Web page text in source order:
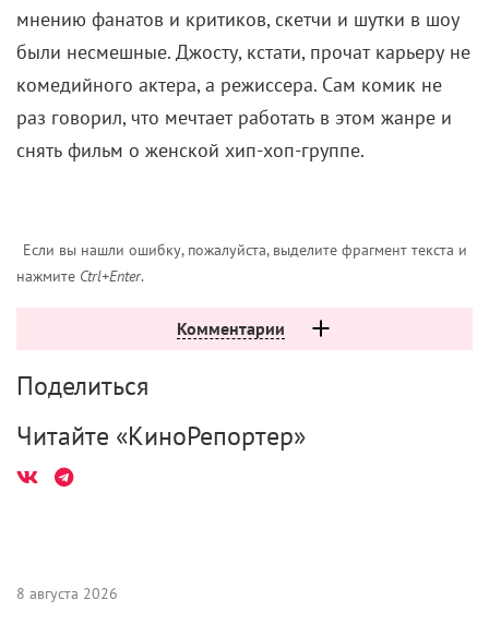
мнению фанатов и критиков, скетчи и шутки в шоу
были несмешные. Джосту, кстати, прочат карьеру не
комедийного актера, а режиссера. Сам комик не
раз говорил, что мечтает работать в этом жанре и
снять фильм о женской хип-хоп-группе.
Если вы нашли ошибку, пожалуйста, выделите фрагмент текста и
нажмите Ctrl+Enter.
Комментарии
Поделиться
Читайте «КиноРепортер»
8 августа 2026